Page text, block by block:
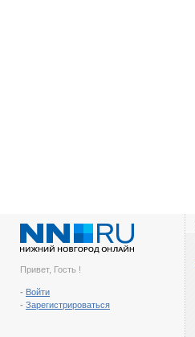
Привет, Гость !
- Войти
- Зарегистрироваться